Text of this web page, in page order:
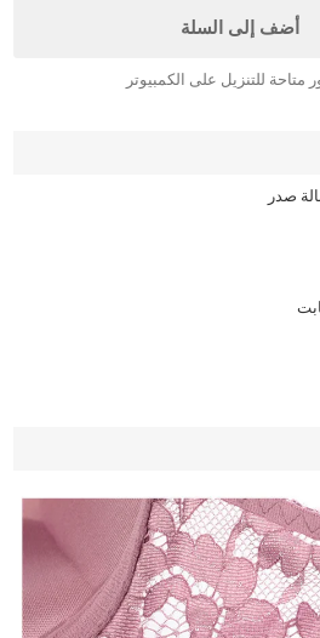
أضف إلى السلة
متاحة للتنزيل على الكمبيوتر
صدر